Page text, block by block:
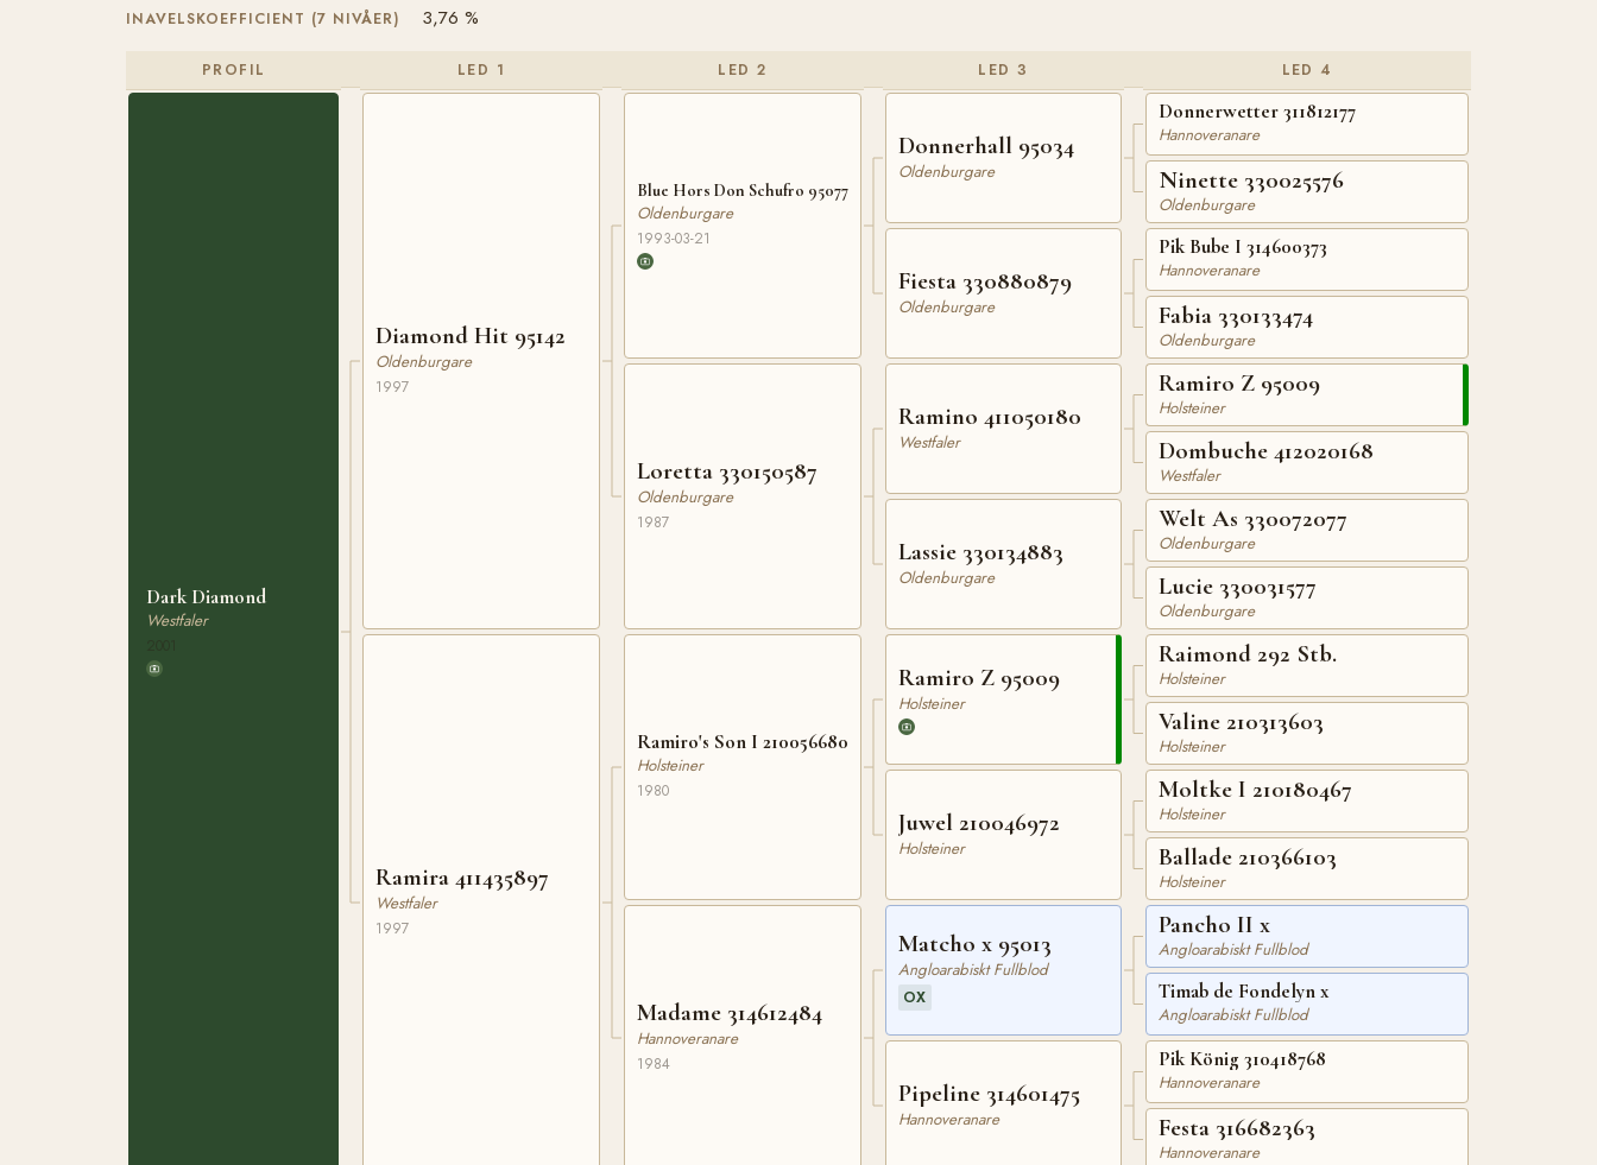
INAVELSKOEFFICIENT (7 NIVÅER) 3,76 %
PROFIL
Dark Diamond
Westfaler
LED 1
Diamond Hit 95142
Oldenburgare
1997
Ramira 411435897
Westfaler
1997
LED 2
Blue Hors Don Schufro 95077
Oldenburgare
1993-03-21
Loretta 330150587
Oldenburgare
1987
Ramiro's Son I 210056680
Holsteiner
1980
Madame 314612484
Hannoveranare
1984
LED 3
Donnerhall 95034
Oldenburgare
Fiesta 330880879
Oldenburgare
Ramino 411050180
Westfaler
Lassie 330134883
Oldenburgare
Ramiro Z 95009
Holsteiner
Juwel 210046972
Holsteiner
Matcho x 95013
Angloarabiskt Fullblod
OX
Pipeline 314601475
Hannoveranare
LED 4
Donnerwetter 311812177
Hannoveranare
Ninette 330025576
Oldenburgare
Pik Bube I 314600373
Hannoveranare
Fabia 330133474
Oldenburgare
Ramiro Z 95009
Holsteiner
Dombuche 412020168
Westfaler
Welt As 330072077
Oldenburgare
Lucie 330031577
Oldenburgare
Raimond 292 Stb.
Holsteiner
Valine 210313603
Holsteiner
Moltke I 210180467
Holsteiner
Ballade 210366103
Holsteiner
Pancho II x
Angloarabiskt Fullblod
Timab de Fondelyn x
Angloarabiskt Fullblod
Pik König 310418768
Hannoveranare
Festa 316682363
Hannoveranare